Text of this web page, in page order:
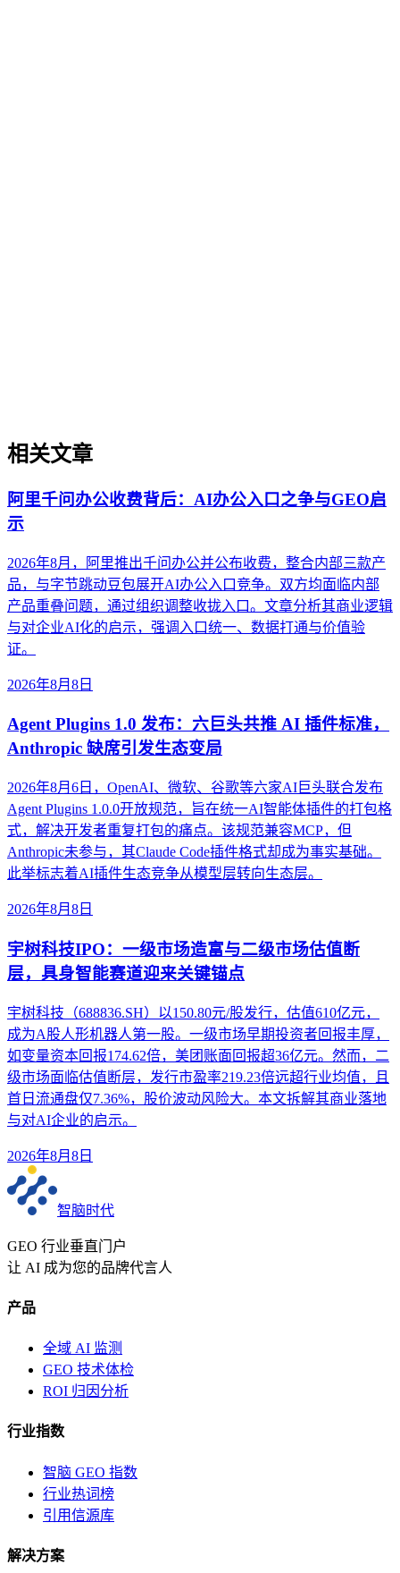
相关文章
阿里千问办公收费背后：AI办公入口之争与GEO启
示
2026年8月，阿里推出千问办公并公布收费，整合内部三款产
品，与字节跳动豆包展开AI办公入口竞争。双方均面临内部
产品重叠问题，通过组织调整收拢入口。文章分析其商业逻辑
与对企业AI化的启示，强调入口统一、数据打通与价值验
证。
2026年8月8日
Agent Plugins 1.0 发布：六巨头共推 AI 插件标准，
Anthropic 缺席引发生态变局
2026年8月6日，OpenAI、微软、谷歌等六家AI巨头联合发布
Agent Plugins 1.0.0开放规范，旨在统一AI智能体插件的打包格
式，解决开发者重复打包的痛点。该规范兼容MCP，但
Anthropic未参与，其Claude Code插件格式却成为事实基础。
此举标志着AI插件生态竞争从模型层转向生态层。
2026年8月8日
宇树科技IPO：一级市场造富与二级市场估值断
层，具身智能赛道迎来关键锚点
宇树科技（688836.SH）以150.80元/股发行，估值610亿元，
成为A股人形机器人第一股。一级市场早期投资者回报丰厚，
如变量资本回报174.62倍，美团账面回报超36亿元。然而，二
级市场面临估值断层，发行市盈率219.23倍远超行业均值，且
首日流通盘仅7.36%，股价波动风险大。本文拆解其商业落地
与对AI企业的启示。
2026年8月8日
智脑时代
GEO 行业垂直门户
让 AI 成为您的品牌代言人
产品
全域 AI 监测
GEO 技术体检
ROI 归因分析
行业指数
智脑 GEO 指数
行业热词榜
引用信源库
解决方案